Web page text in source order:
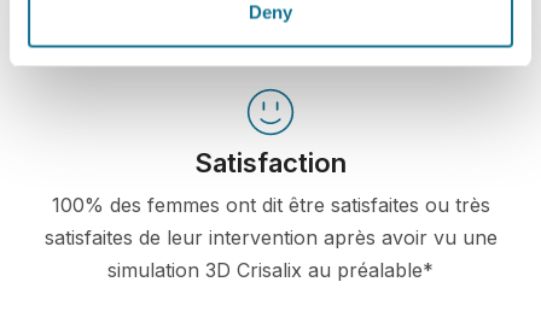
Deny
aide les patients à faire leur choix
Satisfaction
100% des femmes ont dit être satisfaites ou très
satisfaites de leur intervention après avoir vu une
simulation 3D Crisalix au préalable*